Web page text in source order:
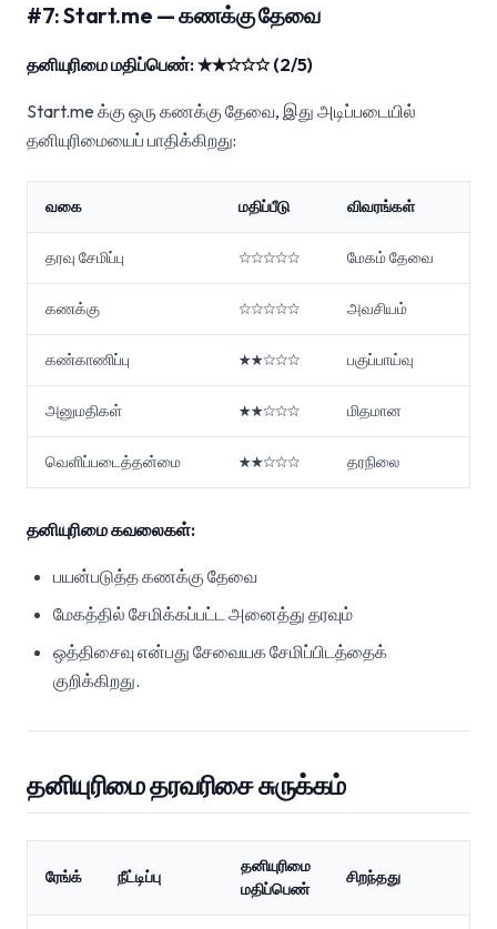
#7: Start.me — கணக்கு தேவை
தனியுரிமை மதிப்பெண்: ★★☆☆☆ (2/5)
Start.me க்கு ஒரு கணக்கு தேவை, இது அடிப்படையில்
தனியுரிமையைப் பாதிக்கிறது:
வகை மதிப்பீடு விவரங்கள்
தரவு சேமிப்பு ☆☆☆☆☆ மேகம் தேவை
கணக்கு ☆☆☆☆☆ அவசியம்
கண்காணிப்பு ★★☆☆☆ பகுப்பாய்வு
அனுமதிகள் ★★☆☆☆ மிதமான
வெளிப்படைத்தன்மை ★★☆☆☆ தரநிலை
தனியுரிமை கவலைகள்:
பயன்படுத்த கணக்கு தேவை
மேகத்தில் சேமிக்கப்பட்ட அனைத்து தரவும்
ஒத்திசைவு என்பது சேவையக சேமிப்பிடத்தைக்
குறிக்கிறது.
தனியுரிமை தரவரிசை சுருக்கம்
ரேங்க் நீட்டிப்பு
தனியுரிமை
மதிப்பெண்
சிறந்தது